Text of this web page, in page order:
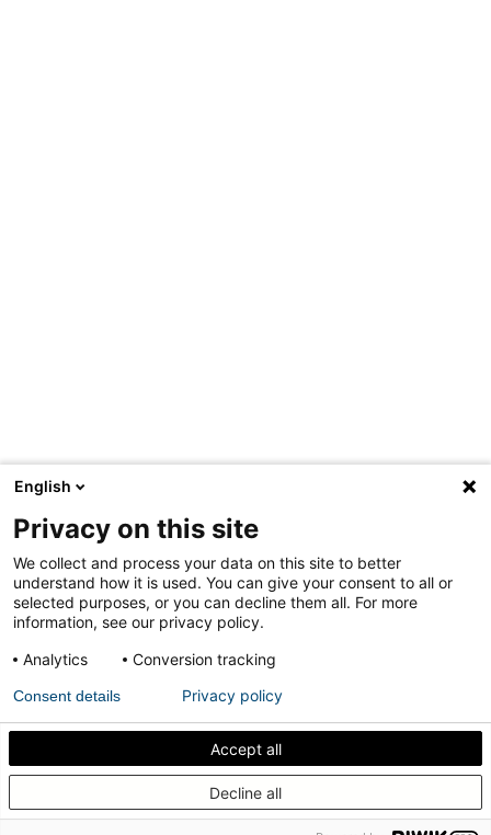
Descubra como isolar acusticamente a sua porta
English
Privacy on this site
We collect and process your data on this site to better
understand how it is used. You can give your consent to all or
selected purposes, or you can decline them all. For more
information, see our privacy policy.
Analytics
Conversion tracking
Accept all
Decline all
Consent details Privacy policy